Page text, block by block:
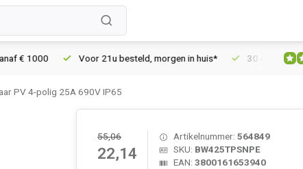
1000 Voor 21u besteld, morgen in huis* 30 dagen
PV 4-polig 25A 690V IP65
55,06
22,14
Artikelnummer: 564849
SKU: BW425TPSNPE
EAN: 3800161653940